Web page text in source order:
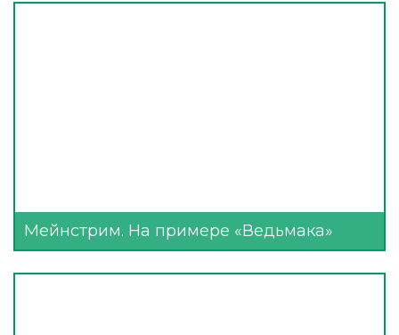
Мейнстрим. На примере «Ведьмака»